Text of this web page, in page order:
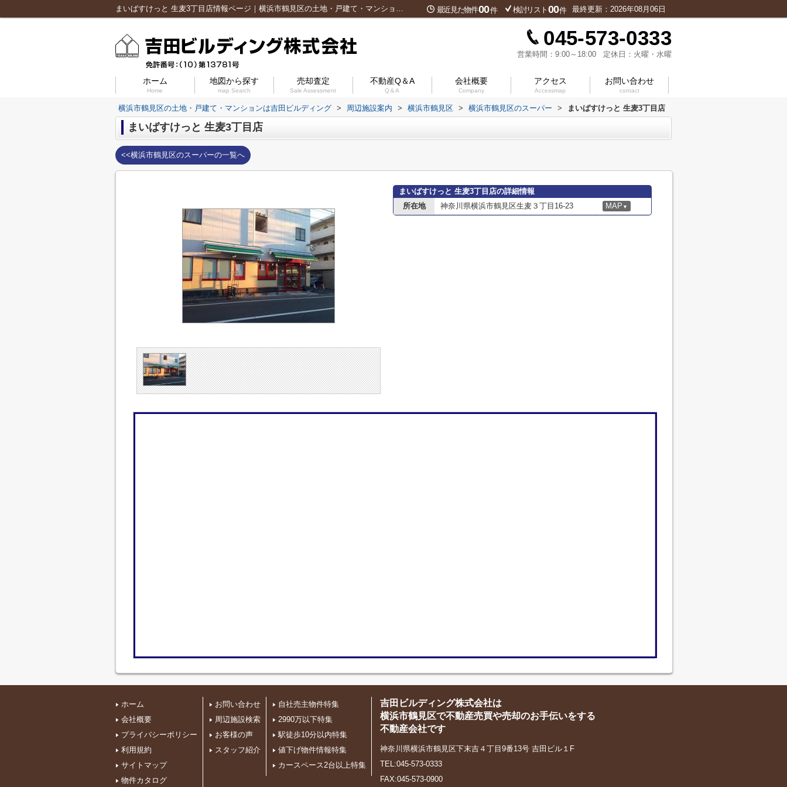
まいばすけっと 生麦3丁目店情報ページ｜横浜市鶴見区の土地・戸建て・マンションは吉田ビルディング 最近見た物件00件 検討リスト 00件 最終更新：2026年08月06日
045-573-0333
営業時間：9:00～18:00 定休日：火曜・水曜
ホーム
Home
地図から探す
map Search
売却査定
Sale Assessment
不動産Q＆A
Q＆A
会社概要
Company
アクセス
Accessmap
お問い合わせ
contact
横浜市鶴見区の土地・戸建て・マンションは吉田ビルディング > 周辺施設案内 > 横浜市鶴見区 > 横浜市鶴見区のスーパー > まいばすけっと 生麦3丁目店
まいばすけっと 生麦3丁目店
<<横浜市鶴見区のスーパーの一覧へ
まいばすけっと 生麦3丁目店の詳細情報
所在地
神奈川県横浜市鶴見区生麦３丁目16-23 MAP ▼
ホーム
会社概要
プライバシーポリシー
利用規約
サイトマップ
物件カタログ
お問い合わせ
周辺施設検索
お客様の声
スタッフ紹介
自社売主物件特集
2990万以下特集
駅徒歩10分以内特集
値下げ物件情報特集
カースペース2台以上特集
吉田ビルディング株式会社は
横浜市鶴見区で不動産売買や売却のお手伝いをする
不動産会社です
神奈川県横浜市鶴見区下末吉４丁目9番13号 吉田ビル１F
TEL:045-573-0333
FAX:045-573-0900